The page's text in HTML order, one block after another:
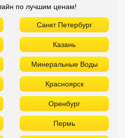
по лучшим ценам!
Санкт Петербург
Казань
Минеральные Воды
Красноярск
Оренбург
Пермь